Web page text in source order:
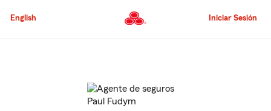
al
principal
English Iniciar Sesión